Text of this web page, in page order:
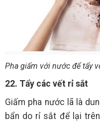
Pha giấm với nước để tẩy
22. Tẩy các vết rỉ sắt
Giấm pha nước lã là
bẩn do rỉ sắt để lại